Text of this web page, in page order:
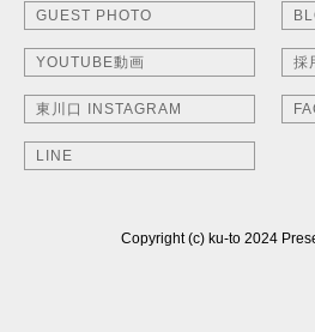
GUEST PHOTO
YOUTUBE動画 採
東川口 INSTAGRAM
LINE
Copyright (c) ku-to 2024